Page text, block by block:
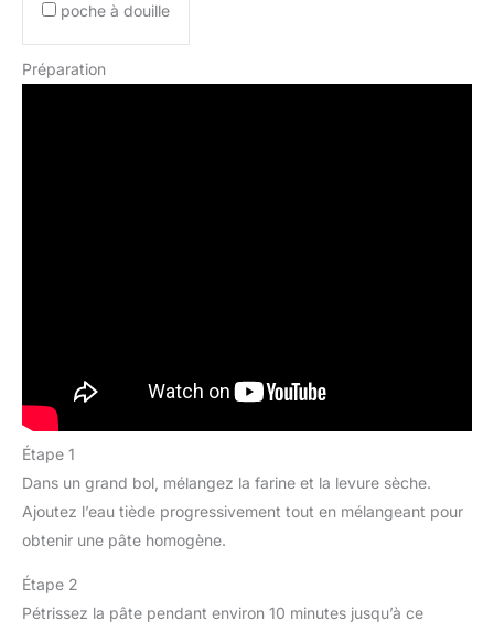
poche à douille
Préparation
Étape 1
Dans un grand bol, mélangez la farine et la levure sèche.
Ajoutez l’eau tiède progressivement tout en mélangeant pour
obtenir une pâte homogène.
Étape 2
Pétrissez la pâte pendant environ 10 minutes jusqu’à ce